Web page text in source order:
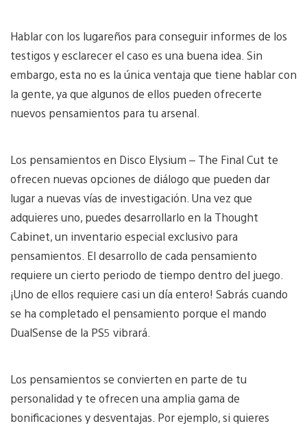
Hablar con los lugareños para conseguir informes de los
testigos y esclarecer el caso es una buena idea. Sin
embargo, esta no es la única ventaja que tiene hablar con
la gente, ya que algunos de ellos pueden ofrecerte
nuevos pensamientos para tu arsenal.
Los pensamientos en Disco Elysium – The Final Cut te
ofrecen nuevas opciones de diálogo que pueden dar
lugar a nuevas vías de investigación. Una vez que
adquieres uno, puedes desarrollarlo en la Thought
Cabinet, un inventario especial exclusivo para
pensamientos. El desarrollo de cada pensamiento
requiere un cierto periodo de tiempo dentro del juego.
¡Uno de ellos requiere casi un día entero! Sabrás cuando
se ha completado el pensamiento porque el mando
DualSense de la PS5 vibrará.
Los pensamientos se convierten en parte de tu
personalidad y te ofrecen una amplia gama de
bonificaciones y desventajas. Por ejemplo, si quieres